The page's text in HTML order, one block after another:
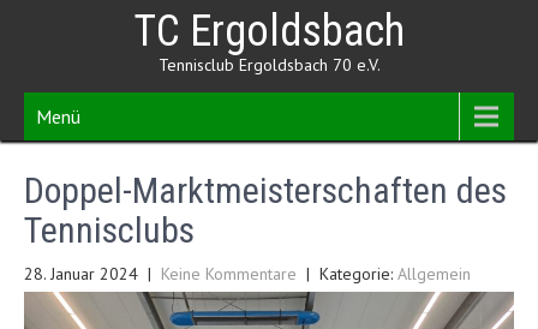
TC Ergoldsbach
Tennisclub Ergoldsbach 70 e.V.
Menü
Doppel-Marktmeisterschaften des
Tennisclubs
28. Januar 2024 | Keine Kommentare | Kategorie: Allgemein